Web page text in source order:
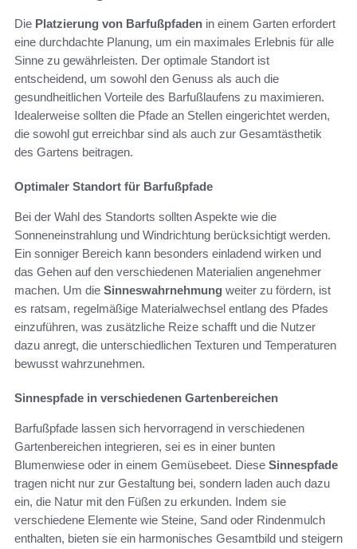
Die Platzierung von Barfußpfaden in einem Garten erfordert
eine durchdachte Planung, um ein maximales Erlebnis für alle
Sinne zu gewährleisten. Der optimale Standort ist
entscheidend, um sowohl den Genuss als auch die
gesundheitlichen Vorteile des Barfußlaufens zu maximieren.
Idealerweise sollten die Pfade an Stellen eingerichtet werden,
die sowohl gut erreichbar sind als auch zur Gesamtästhetik
des Gartens beitragen.
Optimaler Standort für Barfußpfade
Bei der Wahl des Standorts sollten Aspekte wie die
Sonneneinstrahlung und Windrichtung berücksichtigt werden.
Ein sonniger Bereich kann besonders einladend wirken und
das Gehen auf den verschiedenen Materialien angenehmer
machen. Um die Sinneswahrnehmung weiter zu fördern, ist
es ratsam, regelmäßige Materialwechsel entlang des Pfades
einzuführen, was zusätzliche Reize schafft und die Nutzer
dazu anregt, die unterschiedlichen Texturen und Temperaturen
bewusst wahrzunehmen.
Sinnespfade in verschiedenen Gartenbereichen
Barfußpfade lassen sich hervorragend in verschiedenen
Gartenbereichen integrieren, sei es in einer bunten
Blumenwiese oder in einem Gemüsebeet. Diese Sinnespfade
tragen nicht nur zur Gestaltung bei, sondern laden auch dazu
ein, die Natur mit den Füßen zu erkunden. Indem sie
verschiedene Elemente wie Steine, Sand oder Rindenmulch
enthalten, bieten sie ein harmonisches Gesamtbild und steigern